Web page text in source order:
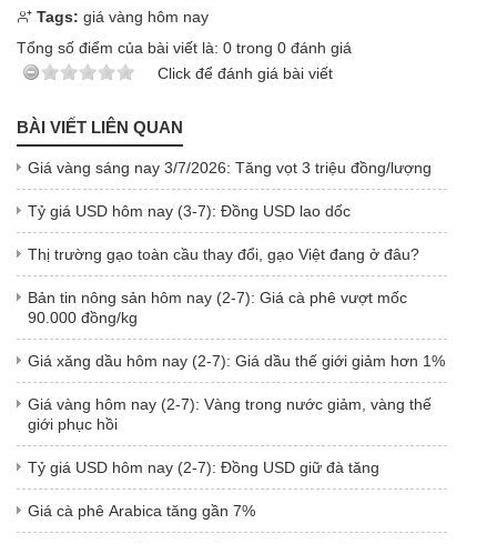
Tags: giá vàng hôm nay
Tổng số điểm của bài viết là: 0 trong 0 đánh giá
Click để đánh giá bài viết
BÀI VIẾT LIÊN QUAN
Giá vàng sáng nay 3/7/2026: Tăng vọt 3 triệu đồng/lượng
Tỷ giá USD hôm nay (3-7): Đồng USD lao dốc
Thị trường gạo toàn cầu thay đổi, gạo Việt đang ở đâu?
Bản tin nông sản hôm nay (2-7): Giá cà phê vượt mốc
90.000 đồng/kg
Giá xăng dầu hôm nay (2-7): Giá dầu thế giới giảm hơn 1%
Giá vàng hôm nay (2-7): Vàng trong nước giảm, vàng thế
giới phục hồi
Tỷ giá USD hôm nay (2-7): Đồng USD giữ đà tăng
Giá cà phê Arabica tăng gần 7%